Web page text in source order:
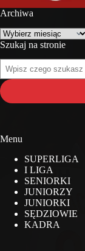
Archiwa
Archiwa
Szukaj na stronie
Szukaj
na
stronie
Menu
SUPERLIGA
I LIGA
SENIORKI
JUNIORZY
JUNIORKI
SĘDZIOWIE
KADRA